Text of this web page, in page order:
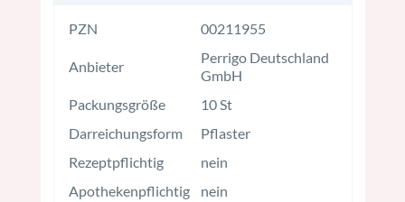
PZN 00211955
Anbieter
Perrigo Deutschland
GmbH
Packungsgröße
10 St
Darreichungsform
Pflaster
Rezeptpflichtig
nein
Apothekenpflichtig
nein